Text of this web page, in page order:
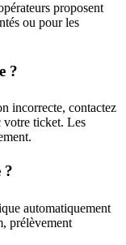
proposent
ou pour les
?
incorrecte, contactez
votre ticket. Les
?
automatiquement
prélèvement